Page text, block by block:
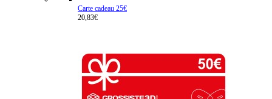
Carte cadeau 25€
20,83€